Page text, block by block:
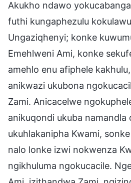
Akukho ndawo
futhi kungaphezulu
Ungaziqhenyi; konke
Emehlweni Ami, konke
amehlo enu afiphele
anikwazi ukubona
Zami. Anicacelwe
anikuqondi ukuba namandla
ukuhlakanipha Kwami,
nalo lonke izwi nokwenza
ngikhuluma ngokucacile.